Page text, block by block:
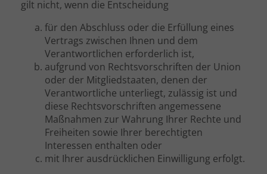
gilt nicht, wenn die Entscheidung
für den Abschluss oder die Erfüllung eines
Vertrags zwischen Ihnen und dem
Verantwortlichen erforderlich ist,
aufgrund von Rechtsvorschriften der Union
oder der Mitgliedstaaten, denen der
Verantwortliche unterliegt, zulässig ist und
diese Rechtsvorschriften angemessene
Maßnahmen zur Wahrung Ihrer Rechte und
Freiheiten sowie Ihrer berechtigten
Interessen enthalten oder
mit Ihrer ausdrücklichen Einwilligung erfolgt.